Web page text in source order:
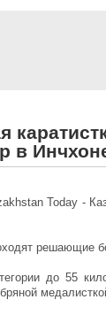
в
Today -
решающие
до 55